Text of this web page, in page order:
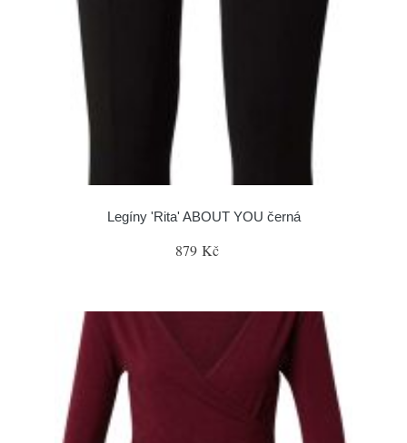
Legíny 'Rita' ABOUT YOU černá
879 Kč